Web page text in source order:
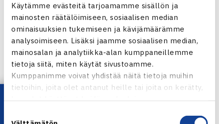
Käytämme evästeitä tarjoamamme sisällön ja
mainosten räätälöimiseen, sosiaalisen median
ominaisuuksien tukemiseen ja kävijämäärämme
analysoimiseen. Lisäksi jaamme sosiaalisen median,
mainosalan ja analytiikka-alan kumppaneillemme
tietoja siitä, miten käytät sivustoamme.
Kumppanimme voivat yhdistää näitä tietoja muihin
tietoihin, joita olet antanut heille tai joita on kerätty,
kun olet käyttänyt heidän palvelujaan.
vuonna mukana 134 maata.
Pankki tukee nyt myös ITF:n juniorien Davis Cupia ja Fed
Cupia.
ITF
Jaa: